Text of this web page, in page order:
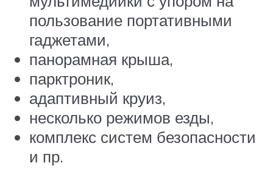
пользование портативными
гаджетами,
панорамная крыша,
парктроник,
адаптивный круиз,
несколько режимов езды,
комплекс систем безопасности
и пр.